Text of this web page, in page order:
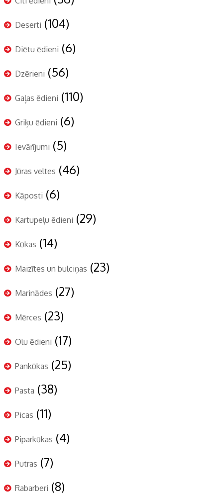
Deserti (104)
Diētu ēdieni (6)
Dzērieni (56)
Gaļas ēdieni (110)
Griķu ēdieni (6)
Ievārījumi (5)
Jūras veltes (46)
Kāposti (6)
Kartupeļu ēdieni (29)
Kūkas (14)
Maizītes un bulciņas (23)
Marinādes (27)
Mērces (23)
Olu ēdieni (17)
Pankūkas (25)
Pasta (38)
Picas (11)
Piparkūkas (4)
Putras (7)
Rabarberi (8)